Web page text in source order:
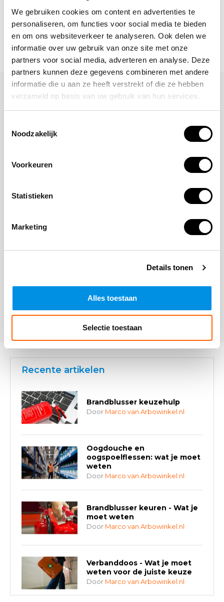
We gebruiken cookies om content en advertenties te
personaliseren, om functies voor social media te bieden
en om ons websiteverkeer te analyseren. Ook delen we
informatie over uw gebruik van onze site met onze
partners voor social media, adverteren en analyse. Deze
partners kunnen deze gegevens combineren met andere
informatie die u aan ze heeft verstrekt of die ze hebben
verzameld op basis van uw gebruik van hun services.
Noodzakelijk
Voorkeuren
Statistieken
Marketing
Details tonen
Alles toestaan
Selectie toestaan
Laat een reactie achter
Naam
E-mail *Uw e-mailadres wordt niet gepubliceerd
* Verplichte velden Verstuur
Recente artikelen
Brandblusser keuzehulp
Door Marco van Arbowinkel.nl
Oogdouche en
oogspoelflessen: wat je moet
weten
Door Marco van Arbowinkel.nl
Brandblusser keuren - Wat je
moet weten
Door Marco van Arbowinkel.nl
Verbanddoos - Wat je moet
weten voor de juiste keuze
Door Marco van Arbowinkel.nl